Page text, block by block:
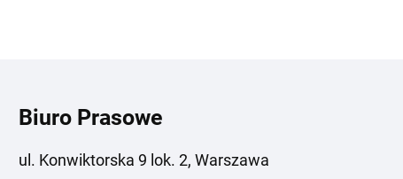
Biuro Prasowe
ul. Konwiktorska 9 lok. 2, Warszawa